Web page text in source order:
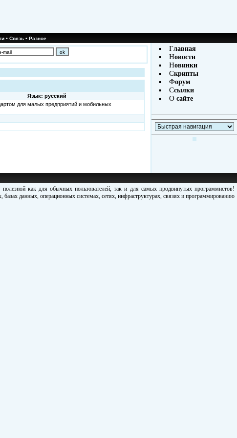
•Связь•Разное
Язык: русский
для малых предприятий и мобильных
Главная
Новости
Новинки
Скрипты
Форум
Ссылки
Осайте
как для обычных пользователей, так и для самых продвинутых программистов!
данных, операционных системах, сетях, инфраструктурах, связях и программированию